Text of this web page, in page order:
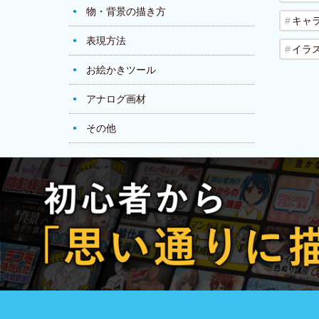
物・背景の描き方
表現方法
お絵かきツール
アナログ画材
その他
キャ
イラ